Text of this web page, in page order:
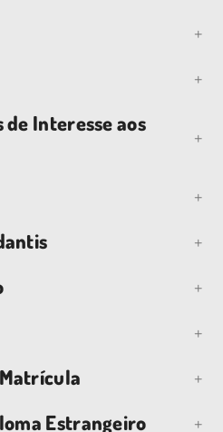
Interesse aos
Estrangeiro